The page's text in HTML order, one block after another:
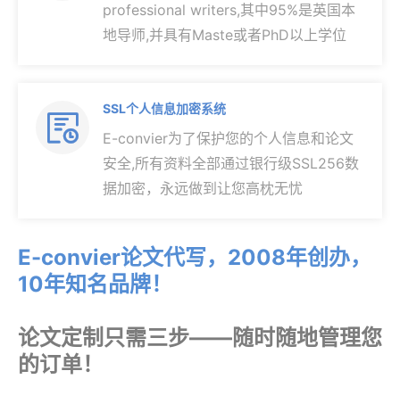
professional writers,其中95%是英国本
地导师,并具有Maste或者PhD以上学位

SSL个人信息加密系统
E-convier为了保护您的个人信息和论文
安全,所有资料全部通过银行级SSL256数
据加密，永远做到让您高枕无忧
E-convier论文代写，2008年创办，
10年知名品牌！
论文定制只需三步——随时随地管理您
的订单！